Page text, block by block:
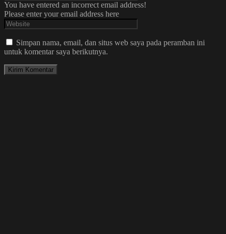
You have entered an incorrect email address!
Please enter your email address here
Simpan nama, email, dan situs web saya pada peramban ini
untuk komentar saya berikutnya.